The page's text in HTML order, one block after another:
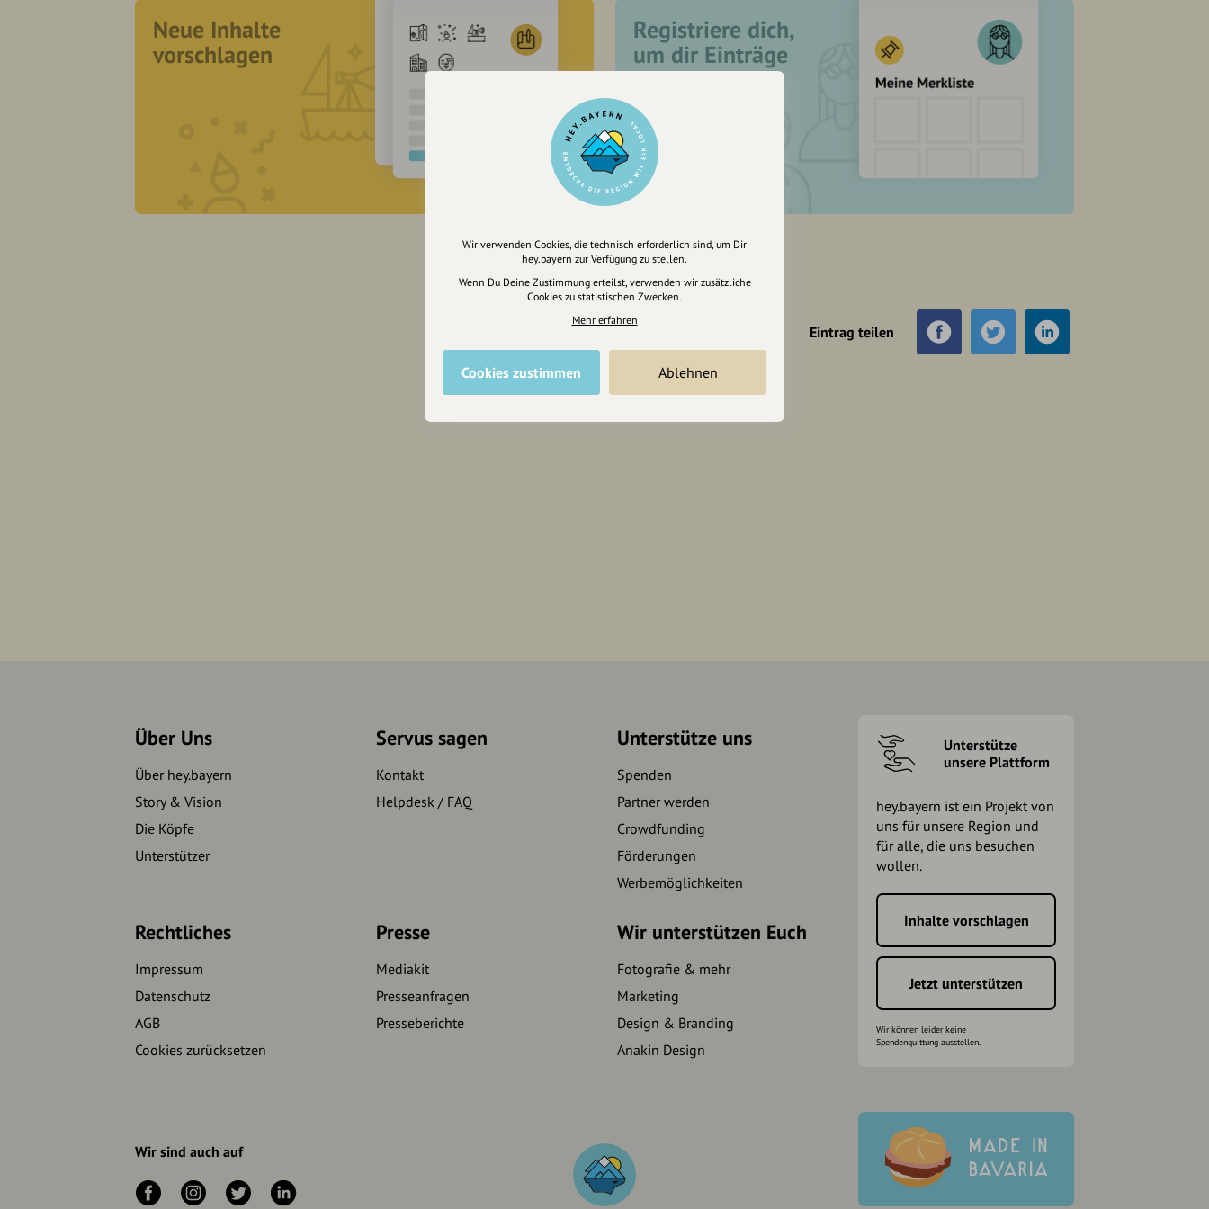
Neue Inhalte
vorschlagen
Registriere dich,
um dir Einträge
zu merken
Eintrag teilen
Über Uns
Über hey.bayern
Story & Vision
Die Köpfe
Unterstützer
Servus sagen
Kontakt
Helpdesk / FAQ
Unterstütze uns
Spenden
Partner werden
Crowdfunding
Förderungen
Werbemöglichkeiten
Rechtliches
Impressum
Datenschutz
AGB
Cookies zurücksetzen
Presse
Mediakit
Presseanfragen
Presseberichte
Wir unterstützen Euch
Fotografie & mehr
Marketing
Design & Branding
Anakin Design
Unterstütze
unsere Plattform
hey.bayern ist ein Projekt von
uns für unsere Region und
für alle, die uns besuchen
wollen.
Inhalte vorschlagen
Jetzt unterstützen
Wir können leider keine
Spendenquittung ausstellen.
Wir sind auch auf
Wir verwenden Cookies, die technisch erforderlich sind, um Dir
hey.bayern zur Verfügung zu stellen.
Wenn Du Deine Zustimmung erteilst, verwenden wir zusätzliche
Cookies zu statistischen Zwecken.
Mehr erfahren
Cookies zustimmen Ablehnen